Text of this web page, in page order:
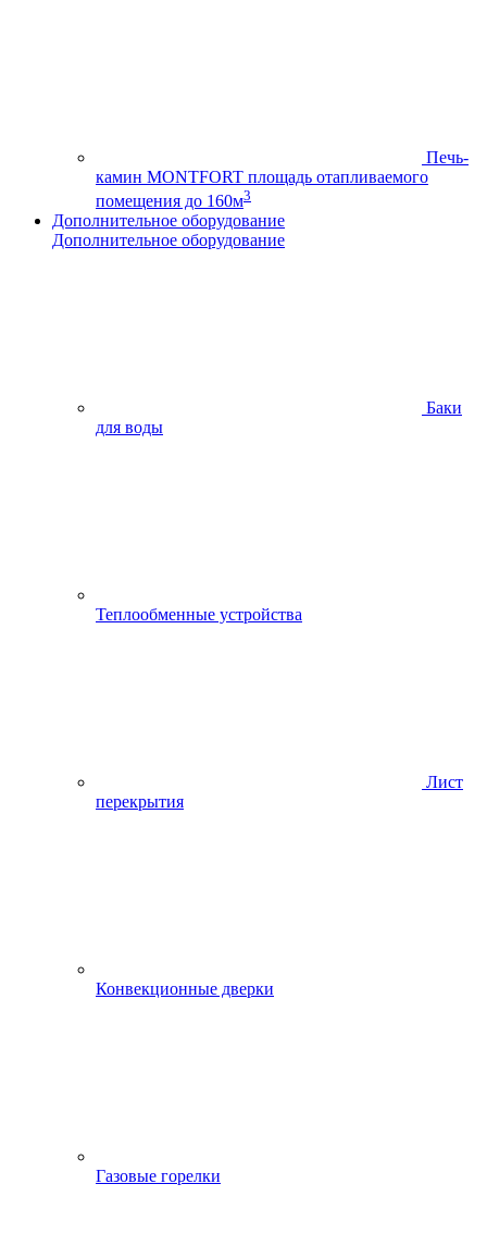
Печь-
камин MONTFORT площадь отапливаемого
помещения до 160м3
Дополнительное оборудование
Дополнительное оборудование
Баки
для воды
Теплообменные устройства
Лист
перекрытия
Конвекционные дверки
Газовые горелки